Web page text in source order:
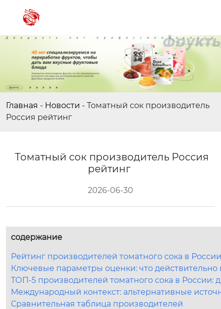
Главная - Новости - Томатный сок производитель
Россия рейтинг
Томатный сок производитель Россия
рейтинг
2026-06-30
содержание
Рейтинг производителей томатного сока в
Ключевые параметры оценки: что действительно
ТОП-5 производителей томатного сока в России:
Международный контекст: альтернативные
Сравнительная таблица производителей